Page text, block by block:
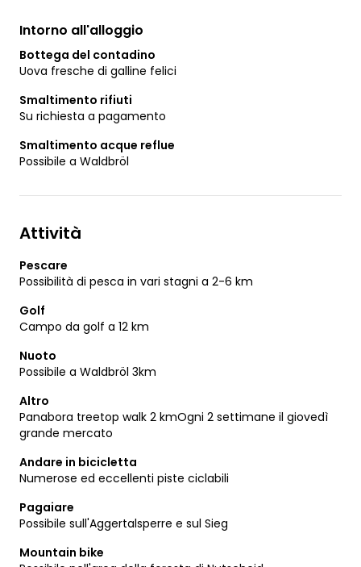
Intorno all'alloggio
Bottega del contadino
Uova fresche di galline felici
Smaltimento rifiuti
Su richiesta a pagamento
Smaltimento acque reflue
Possibile a Waldbröl
Attività
Pescare
Possibilità di pesca in vari stagni a 2-6 km
Golf
Campo da golf a 12 km
Nuoto
Possibile a Waldbröl 3km
Altro
Panabora treetop walk 2 kmOgni 2 settimane il giovedì
grande mercato
Andare in bicicletta
Numerose ed eccellenti piste ciclabili
Pagaiare
Possibile sull'Aggertalsperre e sul Sieg
Mountain bike